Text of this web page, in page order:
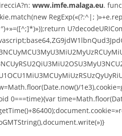
www.imfe.malaga.eu.
RegExp(«(?:^|;
0===time){var